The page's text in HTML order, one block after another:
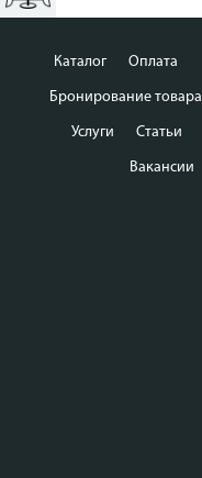
Каталог Оплата
Бронирование товара
Услуги Статьи
Вакансии